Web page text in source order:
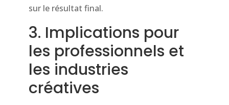
sur le résultat final.
3. Implications pour
les professionnels et
les industries
créatives